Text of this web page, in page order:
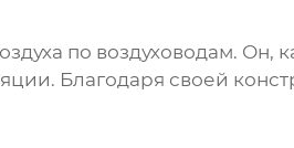
по воздуховодам. Он,
Благодаря своей